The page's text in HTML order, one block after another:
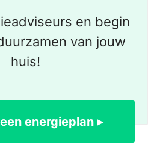
en begin
van jouw
huis!
energieplan ▸